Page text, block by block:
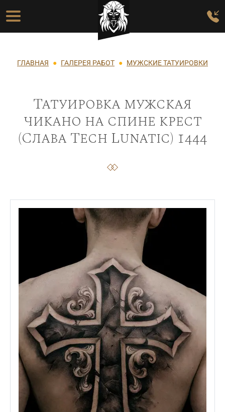
Перейти к основному содержанию
Основная навигация
Строка навигации
ГЛАВНАЯ ГАЛЕРЕЯ РАБОТ МУЖСКИЕ ТАТУИРОВКИ
Татуировка мужская
чикано на спине крест
(Слава Tech Lunatic) 1444